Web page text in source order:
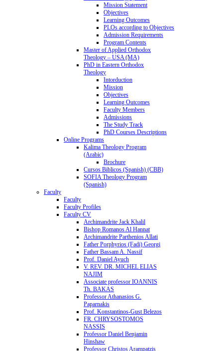
Mission Statement
Objectives
Learning Outcomes
PLOs according to Objectives
Admission Requirements
Program Contents
Master of Applied Orthodox
Theology – USA (MA)
PhD in Eastern Orthodox
Theology
Intorduction
Mission
Objectives
Learning Outcomes
Faculty Members
Admissions
The Study Track
PhD Courses Descriptions
Online Programs
Kalima Theology Program
(Arabic)
Brochure
Cursos Biblicos (Spanish) (CBB)
SOFIA Theology Program
(Spanish)
Faculty
Faculty
Faculty Profiles
Faculty CV
Archimandrite Jack Khalil
Bishop Romanos Al Hannat
Archimandrite Parthenios Allati
Father Porphyrios (Fadi) Georgi
Father Bassam A. Nassif
Prof. Daniel Ayuch
V. REV. DR. MICHEL ELIAS
NAJIM
Associate professor IOANNIS
Th. BAKAS
Professor Athanasios G.
Paparnakis
Prof. Konstantinos-Gust Belezos
FR. CHRYSOSTOMOS
NASSIS
Professor Daniel Benjamin
Hinshaw
Professor Christos Arampatzis